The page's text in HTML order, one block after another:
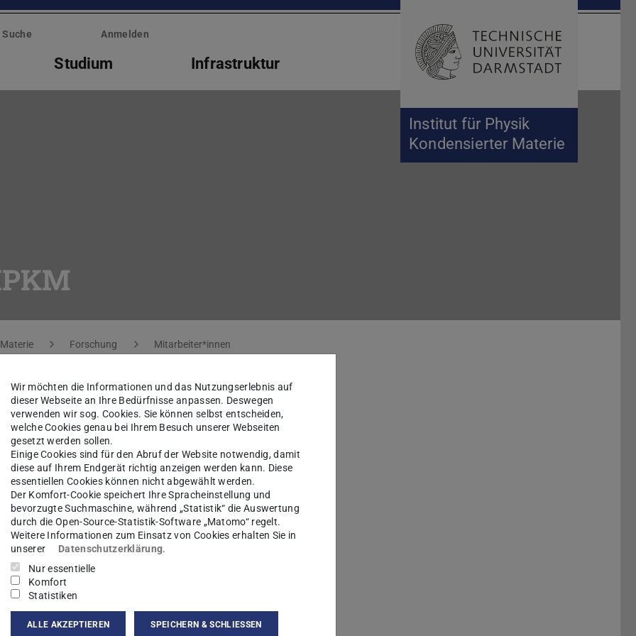
Institut für Physik
Kondensierter Materie
Suche Anmelden
Studium Infrastruktur Suche öffnen
Forschung Mitarbeiter*innen
HechtM.Sc.
...
6151 16-20592
201
8
Darmstadt
Wir möchten die Informationen und das Nutzungserlebnis auf
dieser Webseite an Ihre Bedürfnisse anpassen. Deswegen
verwenden wir sog. Cookies. Sie können selbst entscheiden,
welche Cookies genau bei Ihrem Besuch unserer Webseiten
gesetzt werden sollen.
Einige Cookies sind für den Abruf der Website notwendig, damit
diese auf Ihrem Endgerät richtig anzeigen werden kann. Diese
essentiellen Cookies können nicht abgewählt werden.
Der Komfort-Cookie speichert Ihre Spracheinstellung und
bevorzugte Suchmaschine, während „Statistik“ die Auswertung
durch die Open-Source-Statistik-Software „Matomo“ regelt.
Weitere Informationen zum Einsatz von Cookies erhalten Sie in
unserer
Datenschutzerklärung.
Nur essentielle
Komfort
Statistiken
ALLE AKZEPTIEREN SPEICHERN & SCHLIESSEN